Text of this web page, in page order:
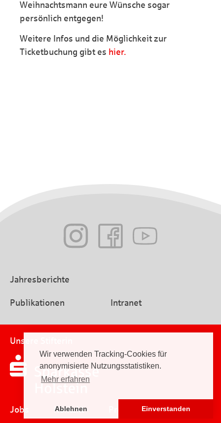
Wir verwenden Tracking-Cookies für
anonymisierte Nutzungsstatistiken.
Mehr erfahren
Ablehnen Einverstanden
Weihnachtsmann eure Wünsche sogar
persönlich entgegen!
Weitere Infos und die Möglichkeit zur
Ticketbuchung gibt es hier.
Jahresberichte
Publikationen Intranet
Unsere Stifterin
Jobs Kontakt Impressum